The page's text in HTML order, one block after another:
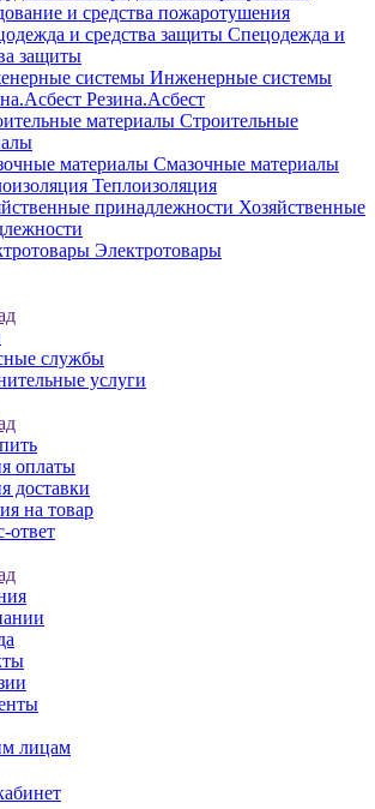
и средства пожаротушения
Спецодежда и
защиты
Инженерные системы
Резина.Асбест
Строительные
Смазочные материалы
Теплоизоляция
Хозяйственные
Электротовары
службы
услуги
оплаты
доставки
на товар
ответ
лицам